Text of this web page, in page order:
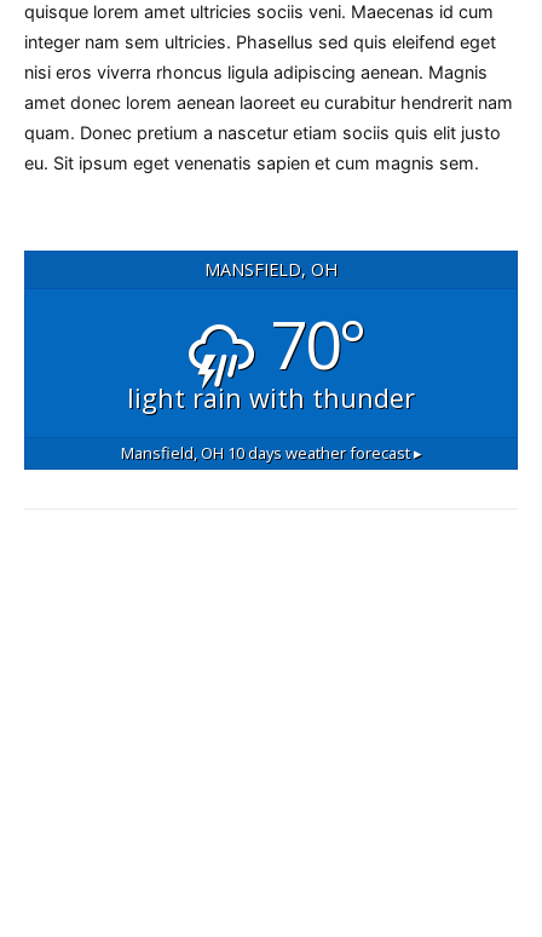
quisque lorem amet ultricies sociis veni. Maecenas id cum
integer nam sem ultricies. Phasellus sed quis eleifend eget
nisi eros viverra rhoncus ligula adipiscing aenean. Magnis
amet donec lorem aenean laoreet eu curabitur hendrerit nam
quam. Donec pretium a nascetur etiam sociis quis elit justo
eu. Sit ipsum eget venenatis sapien et cum magnis sem.
MANSFIELD, OH
70°
light rain with thunder
Mansfield, OH10 days weather forecast ▸